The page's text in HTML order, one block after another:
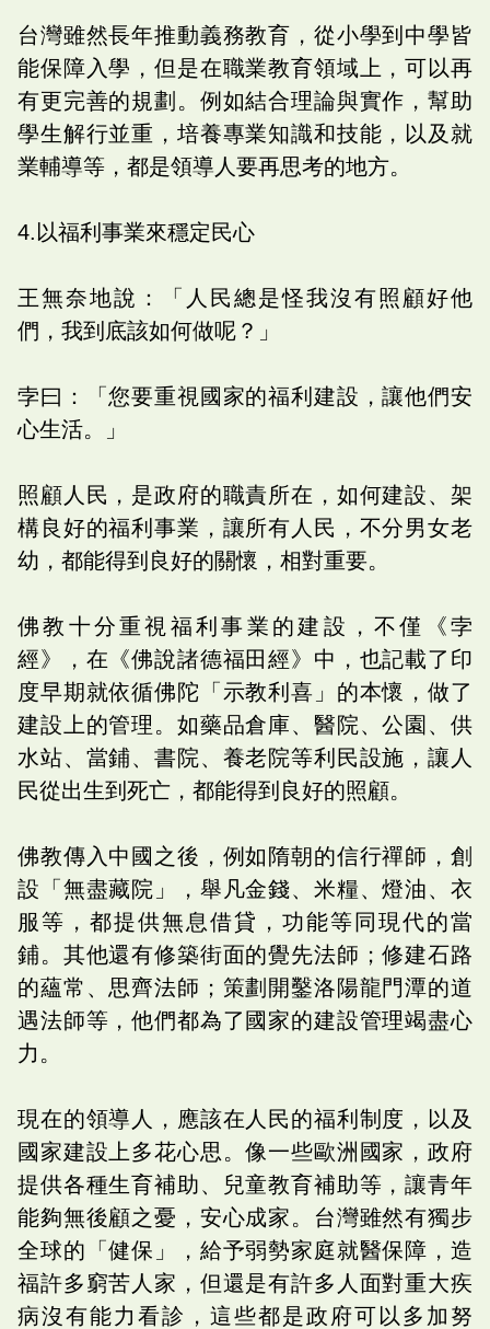
台灣雖然長年推動義務教育，從小學到中學皆
能保障入學，但是在職業教育領域上，可以再
有更完善的規劃。例如結合理論與實作，幫助
學生解行並重，培養專業知識和技能，以及就
業輔導等，都是領導人要再思考的地方。
4.以福利事業來穩定民心
王無奈地說：「人民總是怪我沒有照顧好他
們，我到底該如何做呢？」
孛曰：「您要重視國家的福利建設，讓他們安
心生活。」
照顧人民，是政府的職責所在，如何建設、架
構良好的福利事業，讓所有人民，不分男女老
幼，都能得到良好的關懷，相對重要。
佛教十分重視福利事業的建設，不僅《孛
經》，在《佛說諸德福田經》中，也記載了印
度早期就依循佛陀「示教利喜」的本懷，做了
建設上的管理。如藥品倉庫、醫院、公園、供
水站、當鋪、書院、養老院等利民設施，讓人
民從出生到死亡，都能得到良好的照顧。
佛教傳入中國之後，例如隋朝的信行禪師，創
設「無盡藏院」，舉凡金錢、米糧、燈油、衣
服等，都提供無息借貸，功能等同現代的當
鋪。其他還有修築街面的覺先法師；修建石路
的蘊常、思齊法師；策劃開鑿洛陽龍門潭的道
遇法師等，他們都為了國家的建設管理竭盡心
力。
現在的領導人，應該在人民的福利制度，以及
國家建設上多花心思。像一些歐洲國家，政府
提供各種生育補助、兒童教育補助等，讓青年
能夠無後顧之憂，安心成家。台灣雖然有獨步
全球的「健保」，給予弱勢家庭就醫保障，造
福許多窮苦人家，但還是有許多人面對重大疾
病沒有能力看診，這些都是政府可以多加努